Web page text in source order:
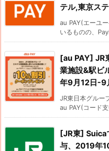
テル,東京ス
au PAY(エーユ
いるものの、
[au PAY] JR
業施設&駅ビ
年9月12日-9
JR東日本グルー
au PAY(コード
[JR東] Suica
与、2019年